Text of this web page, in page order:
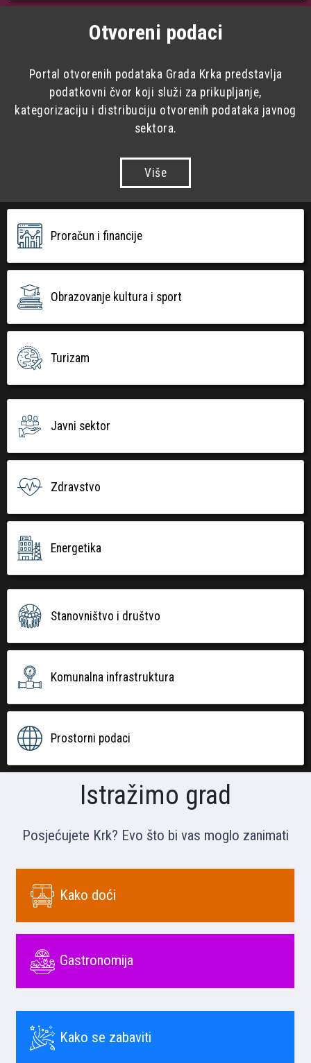
Otvoreni podaci
Portal otvorenih podataka Grada Krka predstavlja
podatkovni čvor koji služi za prikupljanje,
kategorizaciju i distribuciju otvorenih podataka javnog
sektora.
Više
Proračun i financije
Obrazovanje kultura i sport
Turizam
Javni sektor
Zdravstvo
Energetika
Stanovništvo i društvo
Komunalna infrastruktura
Prostorni podaci
Istražimo grad
Posjećujete Krk? Evo što bi vas moglo zanimati
Kako doći
Gastronomija
Kako se zabaviti